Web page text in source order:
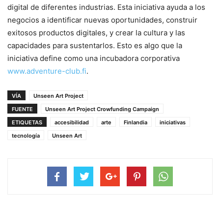
digital de diferentes industrias. Esta iniciativa ayuda a los
negocios a identificar nuevas oportunidades, construir
exitosos productos digitales, y crear la cultura y las
capacidades para sustentarlos. Esto es algo que la
iniciativa define como una incubadora corporativa
www.adventure-club.fi.
VÍA
Unseen Art Project
FUENTE
Unseen Art Project Crowfunding Campaign
ETIQUETAS
accesibilidad arte Finlandia
iniciativas
tecnología
Unseen Art